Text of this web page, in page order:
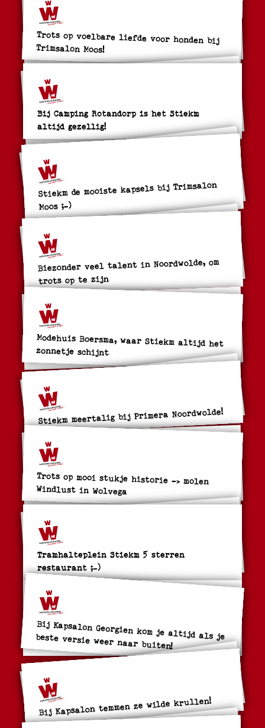
Trots op voelbare liefde voor honden bij
Trimsalon Moos!
Bij Camping Rotandorp is het Stiekm
altijd gezellig!
Stiekm de mooiste kapsels bij Trimsalon
Moos ;-)
Biezonder veel talent in Noordwolde, om
trots op te zijn
Modehuis Boersma, waar Stiekm altijd het
zonnetje schijnt
Stiekm meertalig bij Primera Noordwolde!
Trots op mooi stukje historie -> molen
Windlust in Wolvega
Tramhalteplein Stiekm 5 sterren
restaurant ;-)
Bij Kapsalon Georgien kom je altijd als je beste versie weer naar buiten!
Bij Kapsalon temmen ze wilde krullen!